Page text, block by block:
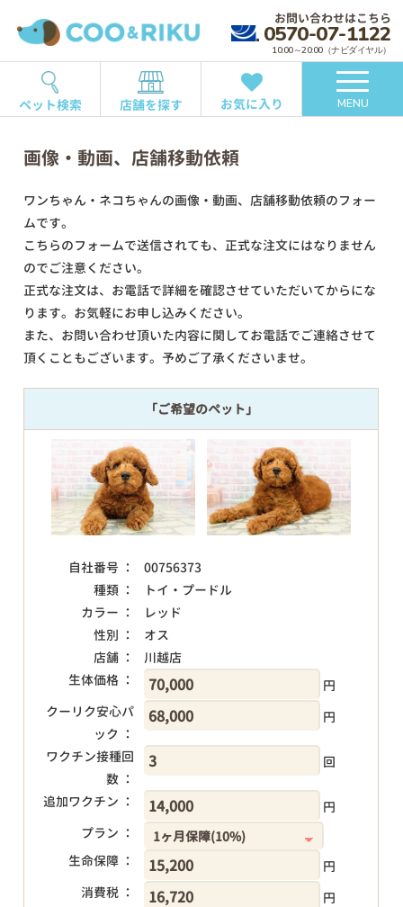
お問い合わせはこちら
0570-07-1122
10:00～20:00（ナビダイヤル）
ペット検索 店舗を探す お気に入り MENU
画像・動画、店舗移動依頼
ワンちゃん・ネコちゃんの画像・動画、店舗移動依頼のフォー
ムです。
こちらのフォームで送信されても、正式な注文にはなりません
のでご注意ください。
正式な注文は、お電話で詳細を確認させていただいてからにな
ります。お気軽にお申し込みください。
また、お問い合わせ頂いた内容に関してお電話でご連絡させて
頂くこともございます。予めご了承くださいませ。
「ご希望のペット」
自社番号 ：
00756373
種類 ：
トイ・プードル
カラー ：
レッド
性別 ：
オス
店舗 ：
川越店
生体価格 ：
円
クーリク安心パ
ック ：
円
ワクチン接種回
数 ：
回
追加ワクチン ：
円
プラン ：
生命保障 ：
円
消費税 ：
円